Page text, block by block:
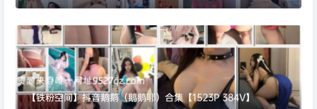
【铁粉空间】抖音鹅鹅（鹅鹅耶）合集【1523P 384V】